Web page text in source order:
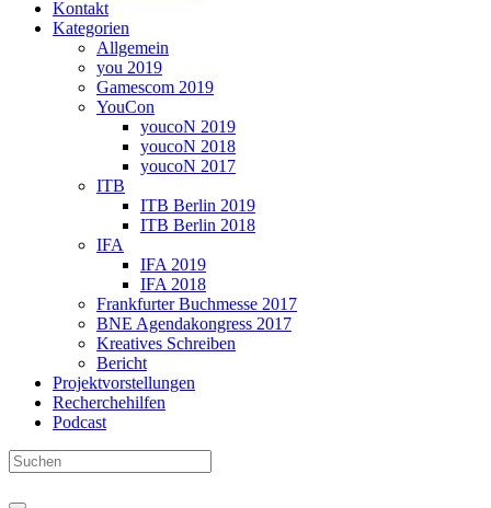
Kontakt
Kategorien
Allgemein
you 2019
Gamescom 2019
YouCon
youcoN 2019
youcoN 2018
youcoN 2017
ITB
ITB Berlin 2019
ITB Berlin 2018
IFA
IFA 2019
IFA 2018
Frankfurter Buchmesse 2017
BNE Agendakongress 2017
Kreatives Schreiben
Bericht
Projektvorstellungen
Recherchehilfen
Podcast